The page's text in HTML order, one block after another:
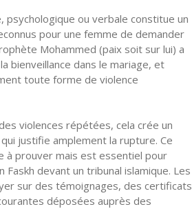
psychologique ou verbale constitue un
pour une femme de demander
Mohammed (paix soit sur lui) a
bienveillance dans le mariage, et
toute forme de violence
violences répétées, cela crée un
justifie amplement la rupture. Ce
à prouver mais est essentiel pour
Faskh devant un tribunal islamique. Les
sur des témoignages, des certificats
déposées auprès des